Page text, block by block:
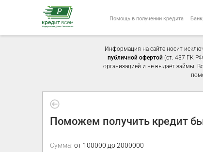
Помощь в получении кредита
Информация на сайте носит
публичной офертой (ст. 437 ГК
организацией и не выдаёт займы.
Поможем получить кредит
Сумма: от 100000 до 2000000